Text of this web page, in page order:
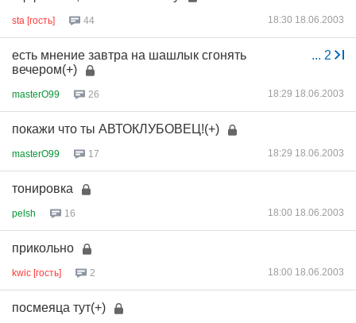
sta [гость] 44 18:30 18.06.2003
... 2
есть мнение завтра на шашлык сгонять
вечером(+)
masterO99 26 18:29 18.06.2003
покажи что ты АВТОКЛУБОВЕЦ!(+)
masterO99 17 18:29 18.06.2003
тонировка
pelsh 16 18:00 18.06.2003
прикольно
kwic [гость] 2 18:00 18.06.2003
посмеяца тут(+)